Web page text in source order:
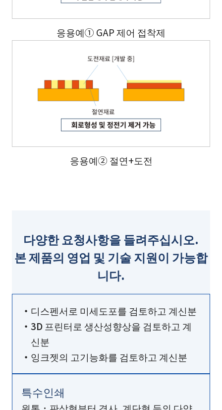
응용예① GAP 제어 접착제
응용예② 절연+도전
다양한 요청사항을 들려주십시오.
본 제품의 영업 및 기술 지원이 가능합
니다.
디스펜서로 미세도포를 검토하고 계신분
3D 프린터로 생산성향상을 검토하고 계
신분
잉크젯의 고기능화를 검토하고 계신분
특수인쇄